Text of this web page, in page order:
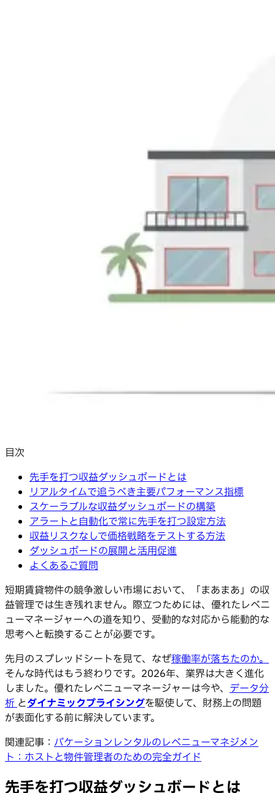
目次
先手を打つ収益ダッシュボードとは
リアルタイムで追うべき主要パフォーマンス指標
スケーラブルな収益ダッシュボードの構築
アラートと自動化で常に先手を打つ設定方法
収益リスクなしで価格戦略をテストする方法
ダッシュボードの展開と活用促進
よくあるご質問
短期賃貸物件の競争激しい市場において、「まあまあ」の収
益管理では生き残れません。際立つためには、優れたレベニ
ューマネージャーへの道を知り、受動的な対応から能動的な
思考へと転換することが必要です。
先月のスプレッドシートを見て、なぜ稼働率が落ちたのか。
そんな時代はもう終わりです。2026年、業界は大きく進化
しました。優れたレベニューマネージャーは今や、 データ分
析とダイナミックプライシングを駆使して、財務上の問題
が表面化する前に解決しています。
関連記事： バケーションレンタルのレベニューマネジメン
ト：ホストと物件管理者のための完全ガイド
先手を打つ収益ダッシュボードとは